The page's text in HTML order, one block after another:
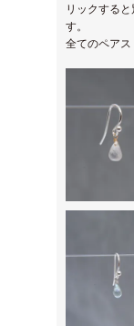
リックする
す。
全てのペア